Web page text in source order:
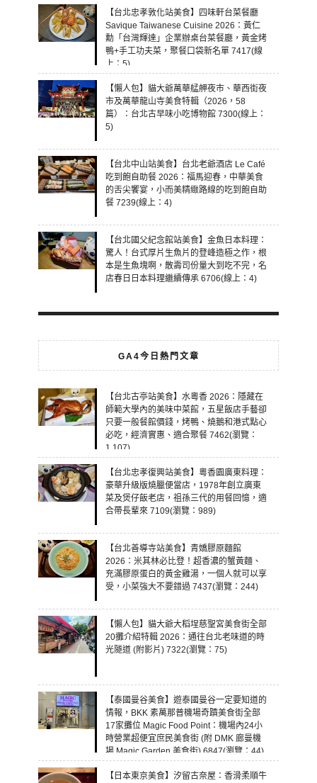
【台北忠孝敦化站美食】四味軒台菜餐廳
Savique Taiwanese Cuisine 2026：黃仁
勳「台灣輝達」企業辦桌台菜餐廳，黃金烤
鴨+手工功夫菜，聚餐口袋新名單 7417(線
上：5)
【懶人包】貓大爺萬華艋舺夜市、華西街夜
市及萬華龍山寺美食特輯（2026，58
篇）：台北古早味小吃博物館 7300(線上：
5)
【台北中山站美食】台北老爺酒店 Le Café
吃到飽自助餐 2026：福馬迎春，中華美食
的舌尖饗宴，小而美精緻路線的吃到飽自助
餐 7239(線上：4)
【台北國父紀念館站美食】金魚日本料理：
驚人！台式厚片生魚片的登峰造極之作，根
本是生魚塊啊，散壽司份量大到吃不完，名
店春日日本料理繼續傳承 6706(線上：4)
GA4今日熱門文章
【台北古亭站美食】水粵香 2026：隱藏在
師範大學內的美味中菜館，五星飯店手藝卻
只要一般餐館價錢，烤鴨、燒鵝和港式點心
必吃，經濟實惠、適合聚餐 7462(瀏覽：
1,107)
【台北忠孝復興站美食】粵香園廣東料理：
豪華升級版燒臘便當店，1978年創立廣東
菜及煲仔飯老店，祖孫三代的用餐回憶，適
合帶長輩來 7109(瀏覽：989)
【台北善導寺站美食】青嬌膠原麵館
2026：米其林必比登！超香濃的蟹黃麵、
充滿膠原蛋白的黃金雞湯，一個人就可以享
受，小菜強大不要錯過 7437(瀏覽：244)
【懶人包】貓大爺大稻埕慈聖宮美食街全部
20攤介紹特輯 2026：通往台北老味道的時
光隧道 (附影片) 7322(瀏覽：75)
【泰國曼谷美食】遊泰國曼谷一定要知道的
情報，BKK 素萬那普機場奇蹟美食街全部
17家攤位 Magic Food Point：機場內24小
時營業超便宜庶民美食街 (附 DMK 廊曼機
場 Magic Garden 美食街) 6847(瀏覽：44)
【日本東京美食】汐留古奈屋：香滑柔順牛